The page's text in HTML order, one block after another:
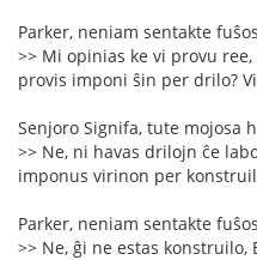
Parker, neniam sentakte
>> Mi opinias ke vi provu
provis imponi ŝin per drilo?
Senjoro Signifa, tute mojosa
>> Ne, ni havas drilojn ĉe
imponus virinon per
Parker, neniam sentakte
>> Ne, ĝi ne estas konstruilo,